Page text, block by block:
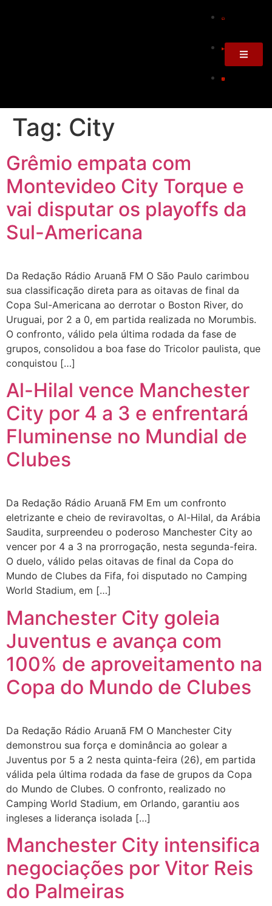
Tag: City
Grêmio empata com
Montevideo City Torque e
vai disputar os playoffs da
Sul-Americana
Da Redação Rádio Aruanã FM O São Paulo carimbou
sua classificação direta para as oitavas de final da
Copa Sul-Americana ao derrotar o Boston River, do
Uruguai, por 2 a 0, em partida realizada no Morumbis.
O confronto, válido pela última rodada da fase de
grupos, consolidou a boa fase do Tricolor paulista, que
conquistou […]
Al-Hilal vence Manchester
City por 4 a 3 e enfrentará
Fluminense no Mundial de
Clubes
Da Redação Rádio Aruanã FM Em um confronto
eletrizante e cheio de reviravoltas, o Al-Hilal, da Arábia
Saudita, surpreendeu o poderoso Manchester City ao
vencer por 4 a 3 na prorrogação, nesta segunda-feira.
O duelo, válido pelas oitavas de final da Copa do
Mundo de Clubes da Fifa, foi disputado no Camping
World Stadium, em […]
Manchester City goleia
Juventus e avança com
100% de aproveitamento na
Copa do Mundo de Clubes
Da Redação Rádio Aruanã FM O Manchester City
demonstrou sua força e dominância ao golear a
Juventus por 5 a 2 nesta quinta-feira (26), em partida
válida pela última rodada da fase de grupos da Copa
do Mundo de Clubes. O confronto, realizado no
Camping World Stadium, em Orlando, garantiu aos
ingleses a liderança isolada […]
Manchester City intensifica
negociações por Vitor Reis
do Palmeiras